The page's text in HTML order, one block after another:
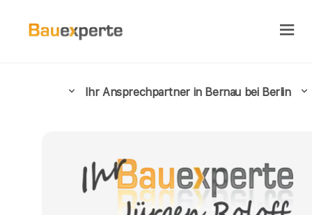
Ihr Ansprechpartner in Bernau bei Berlin